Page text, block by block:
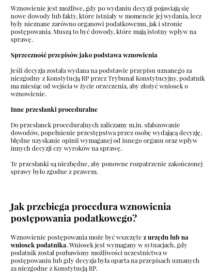
Wznowienie jest możliwe, gdy po wydaniu decyzji pojawiają się
nowe dowody lub fakty, które istniały w momencie jej wydania, lecz
były nieznane zarówno organowi podatkowemu, jak i stronie
postępowania. Muszą to być dowody, które mają istotny wpływ na
sprawę.
Sprzeczność przepisów jako podstawa wznowienia
Jeśli decyzja została wydana na podstawie przepisu uznanego za
niezgodny z Konstytucją RP przez Trybunał Konstytucyjny, podatnik
ma miesiąc od wejścia w życie orzeczenia, aby złożyć wniosek o
wznowienie.
Inne przesłanki proceduralne
Do przesłanek proceduralnych zaliczamy m.in. sfałszowanie
dowodów, popełnienie przestępstwa przez osobę wydającą decyzję,
błędne uzyskanie opinii wymaganej od innego organu oraz wpływ
innych decyzji czy wyroków na sprawę.
Te przesłanki są niezbędne, aby ponowne rozpatrzenie zakończonej
sprawy było zgodne z prawem.
Jak przebiega procedura wznowienia
postępowania podatkowego?
Wznowienie postępowania może być wszczętez urzędu lub na
wniosek podatnika. Wniosek jest wymagany w sytuacjach, gdy
podatnik został pozbawiony możliwości uczestnictwa w
postępowaniu lub gdy decyzja była oparta na przepisach uznanych
za niezgodne z Konstytucją RP.